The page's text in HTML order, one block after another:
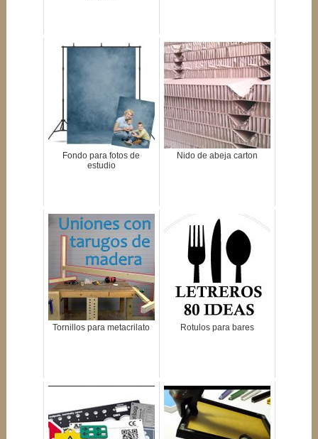
Fondo para fotos de
estudio
Nido de abeja carton
Tornillos para metacrilato Rotulos para bares